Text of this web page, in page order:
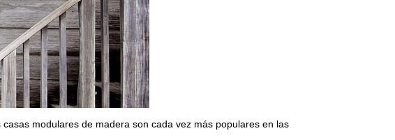
modulares de madera son cada vez más populares en las